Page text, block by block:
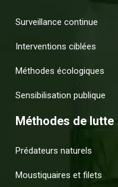
Surveillance continue
Interventions ciblées
Méthodes écologiques
Sensibilisation publique
Méthodes de lutte
Prédateurs naturels
Moustiquaires et filets